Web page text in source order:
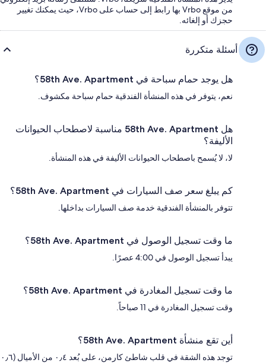
من موقع Vrbo بها رابط إلى حساب على Vrbo، حيث يمكنك تغيير
حجزك أو إلغائه.
أسئلة متكررة
هل يوجد حمام سباحة في 58th Ave. Apartment؟
نعم، يتوفر في هذه المنشأة الفندقية حمام سباحة مكشوف.
هل 58th Ave. Apartment مناسبة لاصطحاب الحيوانات
الأليفة؟
لا، لا يُسمح باصطحاب الحيوانات الأليفة في هذه المنشأة.
كم يبلغ سعر صف السيارات في 58th Ave. Apartment؟
تتوفر بالمنشأة الفندقية خدمة صف السيارات بداخلها.
ما وقت تسجيل الوصول في 58th Ave. Apartment؟
يبدأ تسجيل الوصول في 4:00 عصرًا.
ما وقت تسجيل المغادرة في 58th Ave. Apartment؟
وقت تسجيل المغادرة في 11 صباحاً.
أين تقع منشأة 58th Ave. Apartment؟
توجد هذه الشقة في قلب شاطئ كارمن، على بُعد ٠٫٤ من الأميال (٠٫٦